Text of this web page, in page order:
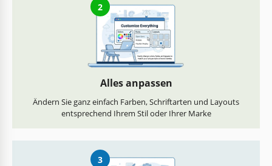
2
Alles anpassen
Ändern Sie ganz einfach Farben, Schriftarten und Layouts
entsprechend Ihrem Stil oder Ihrer Marke
3